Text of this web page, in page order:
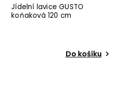
Jídelní lavice GUSTO
koňaková 120 cm
Do košíku